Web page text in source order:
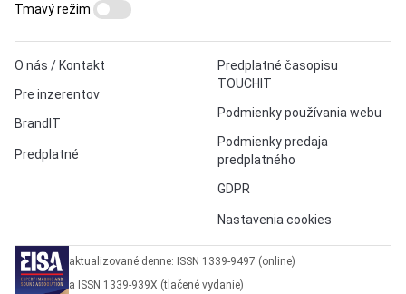
O nás / Kontakt
Pre inzerentov
BrandIT
Predplatné
Predplatné časopisu
TOUCHIT
Podmienky používania webu
Podmienky predaja
predplatného
GDPR
Nastavenia cookies
Tmavý režim
aktualizované denne: ISSN 1339-9497 (online)
a ISSN 1339-939X (tlačené vydanie)